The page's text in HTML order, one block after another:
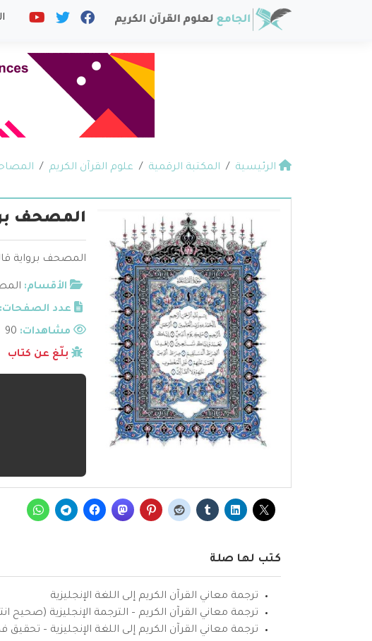
الرئيسية المكتبة الرقمية علوم القرآن الكريم
المصحف
المصحف برواية
الأقسام:
عدد الصفحات:
مشاهدات:
بلّغ عن كتاب
كتب لها صلة
ترجمة معاني القرآن الكريم إلى اللغة الإنجليزية
ترجمة معاني القرآن الكريم – الترجمة الإنجليزية (صحيح
ترجمة معاني القرآن الكريم إلى اللغة الإنجليزية –